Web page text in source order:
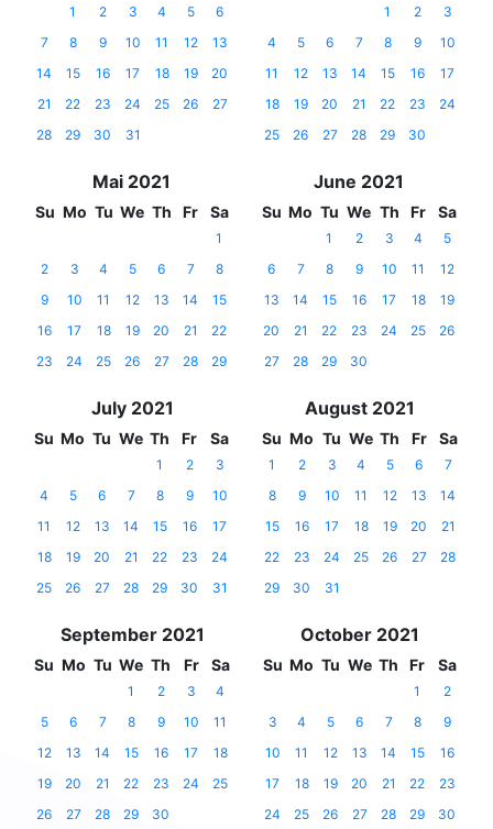
1 2 3 4 5
6
7
8 9 10 11 12
13
14
15 16 17 18 19
20
21
22 23 24 25 26
27
28
29 30 31
1 2
3
4
5 6 7 8 9
10
11
12 13 14 15 16
17
18
19 20 21 22 23
24
25
26 27 28 29 30
Mai 2021
Su Mo Tu We Th Fr Sa
1
2
3 4 5 6 7
8
9
10 11 12 13 14
15
16
17 18 19 20 21
22
23
24 25 26 27 28 29
June 2021
Su Mo Tu We Th Fr Sa
1 2 3 4
5
6
7 8 9 10 11
12
13
14 15 16 17 18
19
20
21 22 23 24 25
26
27
28 29 30
July 2021
Su Mo Tu We Th Fr Sa
1 2
3
4
5 6 7 8 9
10
11
12 13 14 15 16
17
18
19 20 21 22 23
24
25
26 27 28 29 30 31
August 2021
Su Mo Tu We Th Fr Sa
1 2 3 4 5 6
7
8
9 10 11 12 13
14
15
16 17 18 19 20
21
22
23 24 25 26 27
28
29
30 31
September 2021
Su Mo Tu We Th Fr Sa
1 2 3
4
5
6 7 8 9 10
11
12
13 14 15 16 17
18
19
20 21 22 23 24
25
26
27 28 29 30
October 2021
Su Mo Tu We Th Fr Sa
1
2
3
4 5 6 7 8
9
10
11 12 13 14 15
16
17
18 19 20 21 22
23
24
25 26 27 28 29 30